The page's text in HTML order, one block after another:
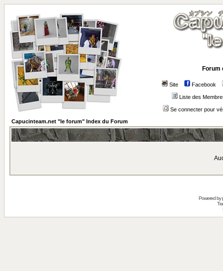
Forum
Site Facebook
Liste des
Se connecter pour
Capucinteam.net "le forum" Index du Forum
Powered by